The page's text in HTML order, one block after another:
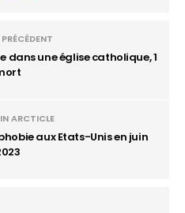
dans une église catholique, 1
ARCTICLE
aux Etats-Unis en juin